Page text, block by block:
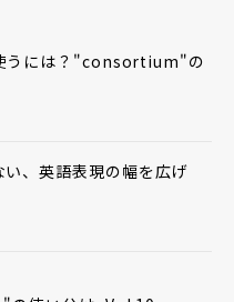
うには？"consortium"の
い、英語表現の幅を広げ